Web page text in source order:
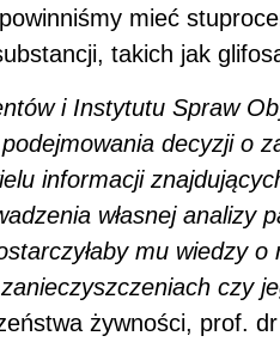
mieć
takich jak
i Instytutu Spraw
decyzji o
informacji
własnej analizy
mu wiedzy o
czy
żywności, prof.